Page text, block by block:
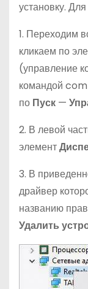
установку.
1. Переходим
кликаем по
(управление
командой
по Пуск —
2. В левой
элемент
3. В
драйвер
названию
Удалить